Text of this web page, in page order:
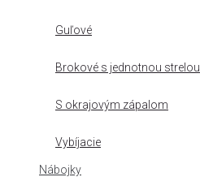
Guľové
Brokové s jednotnou strelou
S okrajovým zápalom
Vybíjacie
Nábojky